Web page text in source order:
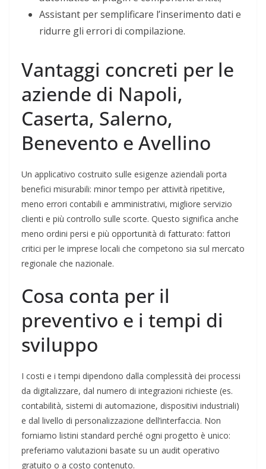
Assistant per semplificare l’inserimento dati e
ridurre gli errori di compilazione.
Vantaggi concreti per le
aziende di Napoli,
Caserta, Salerno,
Benevento e Avellino
Un applicativo costruito sulle esigenze aziendali porta
benefici misurabili: minor tempo per attività ripetitive,
meno errori contabili e amministrativi, migliore servizio
clienti e più controllo sulle scorte. Questo significa anche
meno ordini persi e più opportunità di fatturato: fattori
critici per le imprese locali che competono sia sul mercato
regionale che nazionale.
Cosa conta per il
preventivo e i tempi di
sviluppo
I costi e i tempi dipendono dalla complessità dei processi
da digitalizzare, dal numero di integrazioni richieste (es.
contabilità, sistemi di automazione, dispositivi industriali)
e dal livello di personalizzazione dell’interfaccia. Non
forniamo listini standard perché ogni progetto è unico:
preferiamo valutazioni basate su un audit operativo
gratuito o a costo contenuto.